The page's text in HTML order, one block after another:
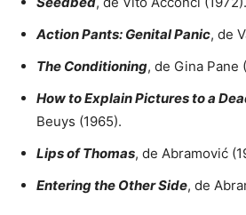
Action Pants: Genital Panic, de
The Conditioning, de Gina Pane
How to Explain Pictures to a
Beuys (1965).
Lips of Thomas, de Abramović
Entering the Other Side, de